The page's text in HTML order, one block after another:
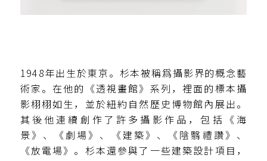
1948年出生於東京。杉本被稱爲攝影界的概念藝
術家。在他的《透視畫館》系列，裡面的標本攝
影栩栩如生，並於紐約自然歷史博物館內展出。
其後他連續創作了許多攝影作品，包括《海
景》、《劇場》、《建築》、《陰翳禮讚》、
《放電場》。杉本還參與了一些建築設計項目，